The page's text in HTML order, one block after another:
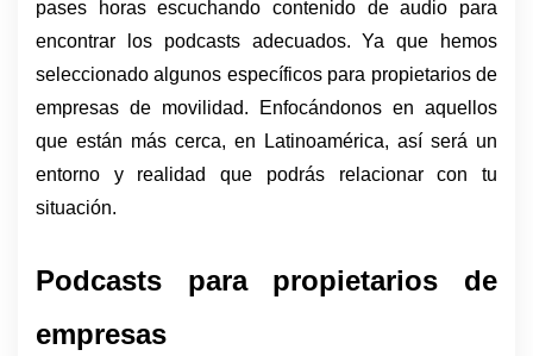
pases horas escuchando contenido de audio para
encontrar los podcasts adecuados. Ya que hemos
seleccionado algunos específicos para propietarios de
empresas de movilidad. Enfocándonos en aquellos
que están más cerca, en Latinoamérica, así será un
entorno y realidad que podrás relacionar con tu
situación.
Podcasts para propietarios de
empresas